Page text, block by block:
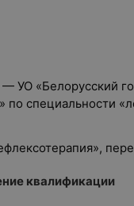
— УО «Белорусский
по специальности
квалификации